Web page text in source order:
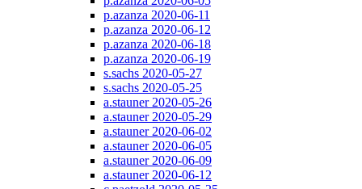
p.azanza 2020-06-11
p.azanza 2020-06-12
p.azanza 2020-06-18
p.azanza 2020-06-19
s.sachs 2020-05-27
s.sachs 2020-05-25
a.stauner 2020-05-26
a.stauner 2020-05-29
a.stauner 2020-06-02
a.stauner 2020-06-05
a.stauner 2020-06-09
a.stauner 2020-06-12